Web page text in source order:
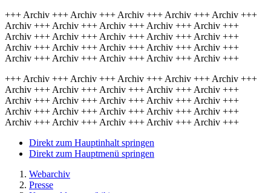
+++ Archiv +++ Archiv +++ Archiv +++ Archiv +++ Archiv +++
Archiv +++ Archiv +++ Archiv +++ Archiv +++ Archiv +++
Archiv +++ Archiv +++ Archiv +++ Archiv +++ Archiv +++
Archiv +++ Archiv +++ Archiv +++ Archiv +++ Archiv +++
Archiv +++ Archiv +++ Archiv +++ Archiv +++ Archiv +++
+++ Archiv +++ Archiv +++ Archiv +++ Archiv +++ Archiv +++
Archiv +++ Archiv +++ Archiv +++ Archiv +++ Archiv +++
Archiv +++ Archiv +++ Archiv +++ Archiv +++ Archiv +++
Archiv +++ Archiv +++ Archiv +++ Archiv +++ Archiv +++
Archiv +++ Archiv +++ Archiv +++ Archiv +++ Archiv +++
Direkt zum Hauptinhalt springen
Direkt zum Hauptmenü springen
Webarchiv
Presse